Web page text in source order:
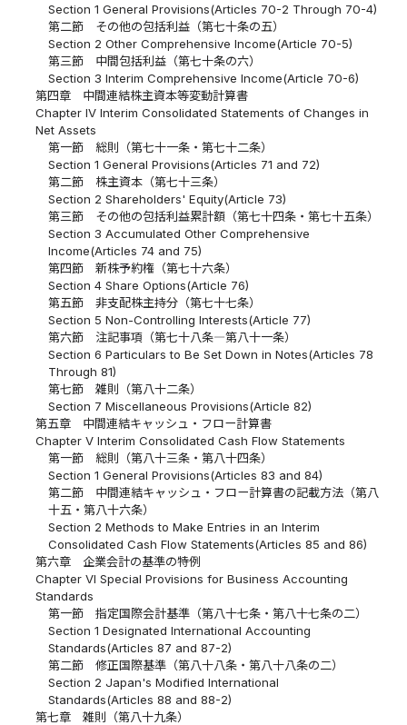
Section 1 General Provisions(Articles 70-2 Through 70-4)
第二節 その他の包括利益（第七十条の五）
Section 2 Other Comprehensive Income(Article 70-5)
第三節 中間包括利益（第七十条の六）
Section 3 Interim Comprehensive Income(Article 70-6)
第四章 中間連結株主資本等変動計算書
Chapter IV Interim Consolidated Statements of Changes in
Net Assets
第一節 総則（第七十一条・第七十二条）
Section 1 General Provisions(Articles 71 and 72)
第二節 株主資本（第七十三条）
Section 2 Shareholders' Equity(Article 73)
第三節 その他の包括利益累計額（第七十四条・第七十五条）
Section 3 Accumulated Other Comprehensive
Income(Articles 74 and 75)
第四節 新株予約権（第七十六条）
Section 4 Share Options(Article 76)
第五節 非支配株主持分（第七十七条）
Section 5 Non-Controlling Interests(Article 77)
第六節 注記事項（第七十八条―第八十一条）
Section 6 Particulars to Be Set Down in Notes(Articles 78
Through 81)
第七節 雑則（第八十二条）
Section 7 Miscellaneous Provisions(Article 82)
第五章 中間連結キャッシュ・フロー計算書
Chapter V Interim Consolidated Cash Flow Statements
第一節 総則（第八十三条・第八十四条）
Section 1 General Provisions(Articles 83 and 84)
第二節 中間連結キャッシュ・フロー計算書の記載方法（第八
十五・第八十六条）
Section 2 Methods to Make Entries in an Interim
Consolidated Cash Flow Statements(Articles 85 and 86)
第六章 企業会計の基準の特例
Chapter VI Special Provisions for Business Accounting
Standards
第一節 指定国際会計基準（第八十七条・第八十七条の二）
Section 1 Designated International Accounting
Standards(Articles 87 and 87-2)
第二節 修正国際基準（第八十八条・第八十八条の二）
Section 2 Japan's Modified International
Standards(Articles 88 and 88-2)
第七章 雑則（第八十九条）